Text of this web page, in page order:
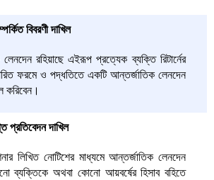
বিবরণী দাখিল
রহিয়াছে এইরূপ প্রত্যেক ব্যক্তি রিটার্নের
ফরমে ও পদ্ধতিতে একটি আন্তর্জাতিক লেনদেন
করিবেন।
প্রতিবেদন দাখিল
লিখিত নোটিশের মাধ্যমে আন্তর্জাতিক লেনদেন
ব্যক্তিকে অথবা কোনো আয়বর্ষের হিসাব বহিতে